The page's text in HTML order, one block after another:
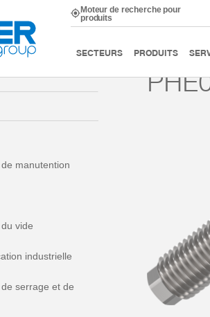
Moteur de recherche pour
produits
SECTEURS PRODUITS
Composants Technique
manutention
vide
industrielle
serrage et de